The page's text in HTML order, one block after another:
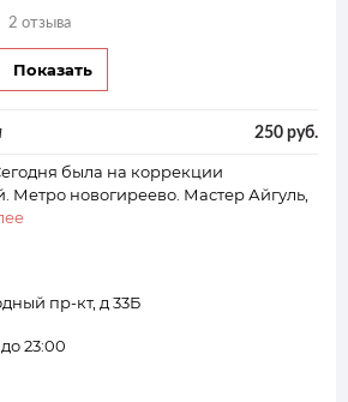
2 отзыва
Показать
250 руб.
была на коррекции
Метро новогиреево. Мастер Айгуль,
пр-кт, д 33Б
23:00